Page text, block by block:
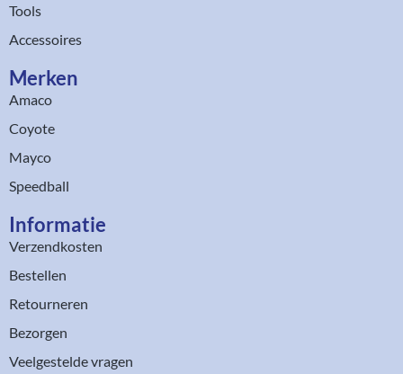
Tools
Accessoires
Merken
Amaco
Coyote
Mayco
Speedball
Informatie
Verzendkosten
Bestellen
Retourneren
Bezorgen
Veelgestelde vragen